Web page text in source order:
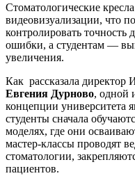
Стоматологические
видеовизуализации, что
контролировать точность
ошибки, а студентам —
увеличения.
Как рассказала
Евгения Дурново, одной
концепции университета
студенты сначала
моделях, где они
мастер-классы проводят
стоматологии,
пациентов.